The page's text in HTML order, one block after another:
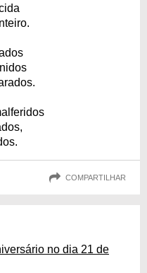
COMPARTILHAR
no dia 21 de